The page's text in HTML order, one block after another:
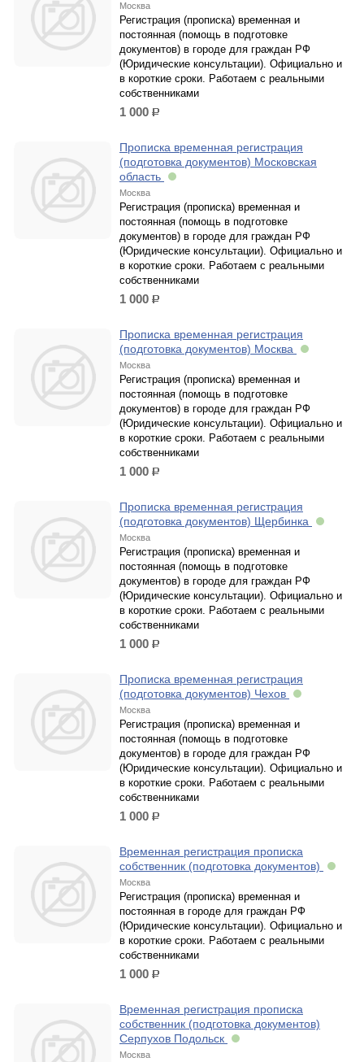
Москва
Регистрация (прописка) временная и
постоянная (помощь в подготовке
документов) в городе для граждан РФ
(Юридические консультации). Официально и
в короткие сроки. Работаем с реальными
собственниками
1 000 р.
Прописка временная регистрация
(подготовка документов) Московская
область
Москва
Регистрация (прописка) временная и
постоянная (помощь в подготовке
документов) в городе для граждан РФ
(Юридические консультации). Официально и
в короткие сроки. Работаем с реальными
собственниками
1 000 р.
Прописка временная регистрация
(подготовка документов) Москва
Москва
Регистрация (прописка) временная и
постоянная (помощь в подготовке
документов) в городе для граждан РФ
(Юридические консультации). Официально и
в короткие сроки. Работаем с реальными
собственниками
1 000 р.
Прописка временная регистрация
(подготовка документов) Щербинка
Москва
Регистрация (прописка) временная и
постоянная (помощь в подготовке
документов) в городе для граждан РФ
(Юридические консультации). Официально и
в короткие сроки. Работаем с реальными
собственниками
1 000 р.
Прописка временная регистрация
(подготовка документов) Чехов
Москва
Регистрация (прописка) временная и
постоянная (помощь в подготовке
документов) в городе для граждан РФ
(Юридические консультации). Официально и
в короткие сроки. Работаем с реальными
собственниками
1 000 р.
Временная регистрация прописка
собственник (подготовка документов)
Москва
Регистрация (прописка) временная и
постоянная в городе для граждан РФ
(Юридические консультации). Официально и
в короткие сроки. Работаем с реальными
собственниками
1 000 р.
Временная регистрация прописка
собственник (подготовка документов)
Серпухов Подольск
Москва